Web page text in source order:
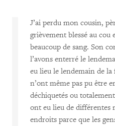
J’ai perdu mon cousin,
grièvement blessé au cou
beaucoup de sang. Son
l’avons enterré le
eu lieu le lendemain de
n’ont même pas pu être
déchiquetés ou
ont eu lieu de différentes
endroits parce que les